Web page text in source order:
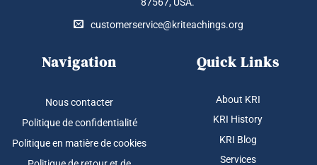
customerservice@kriteachings.org
Navigation
Nous contacter
Politique de confidentialité
Politique en matière de cookies
Quick Links
About KRI
KRI History
KRI Blog
Services